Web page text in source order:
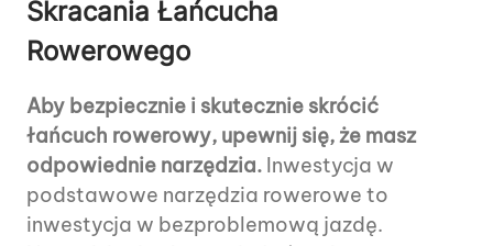
Skracania Łańcucha
Rowerowego
Aby bezpiecznie i skutecznie skrócić
łańcuch rowerowy, upewnij się, że masz
odpowiednie narzędzia. Inwestycja w
podstawowe narzędzia rowerowe to
inwestycja w bezproblemową jazdę.